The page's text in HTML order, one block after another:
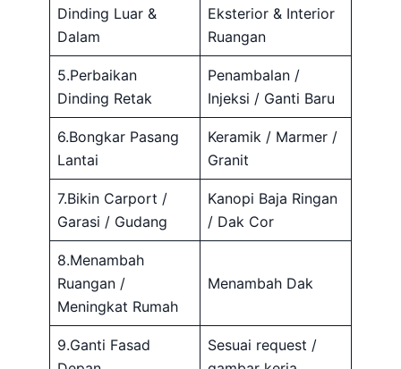
Dinding Luar &
Dalam
Eksterior & Interior
Ruangan
5.Perbaikan
Dinding Retak
Penambalan /
Injeksi / Ganti Baru
6.Bongkar Pasang
Lantai
Keramik / Marmer /
Granit
7.Bikin Carport /
Garasi / Gudang
Kanopi Baja Ringan
/ Dak Cor
8.Menambah
Ruangan /
Meningkat Rumah
Menambah Dak
9.Ganti Fasad
Sesuai request /